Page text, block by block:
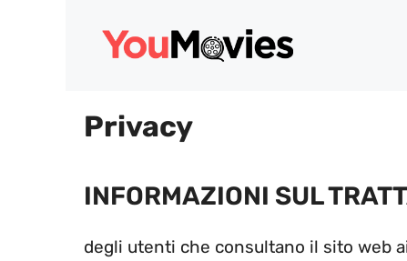
Privacy
INFORMAZIONI SUL
degli utenti che consultano il sito web